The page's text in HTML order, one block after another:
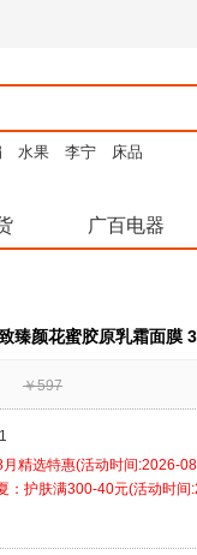
水果 李宁 床品
广百电器
臻颜花蜜胶原乳霜面膜
￥597
月精选特惠(活动时间:2026-
：护肤满300-40元(活动时